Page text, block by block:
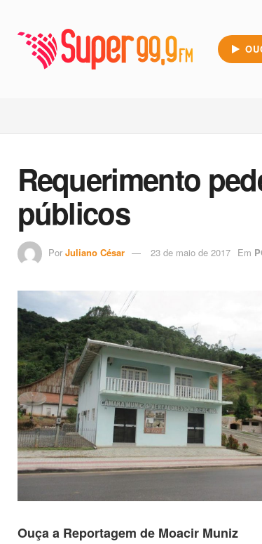
Requerimento
públicos
Por Juliano César 23 de maio de 2017 Em
Ouça a Reportagem de Moacir Muniz